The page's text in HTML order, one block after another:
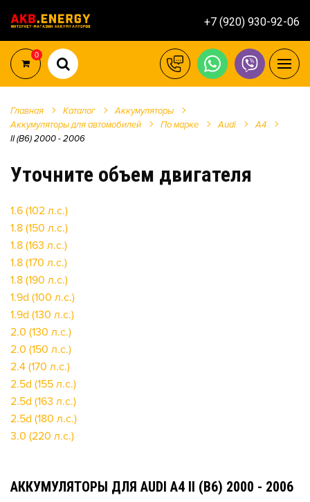
+7 (920) 930-92-06
0
Главная Каталог
Аккумуляторы
Аккумуляторы для автомобилей
По марке Audi
A4
II (B6) 2000 - 2006
Уточните объем двигателя
1.6 (102 л.с.)
1.8 (150 л.с.)
1.8 (163 л.с.)
1.8 (170 л.с.)
1.8 (190 л.с.)
1.9d (100 л.с.)
1.9d (130 л.с.)
2.0 (130 л.с.)
2.0 (150 л.с.)
2.4 (170 л.с.)
2.5d (155 л.с.)
2.5d (163 л.с.)
2.5d (180 л.с.)
3.0 (220 л.с.)
АККУМУЛЯТОРЫ ДЛЯ AUDI A4 II (B6) 2000 - 2006